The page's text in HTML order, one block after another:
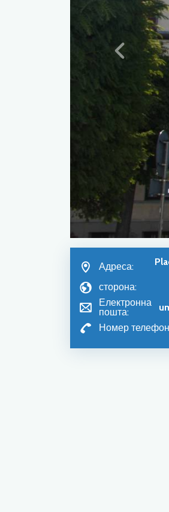
Адреса:
сторона:
Електронна
пошта:
Номер